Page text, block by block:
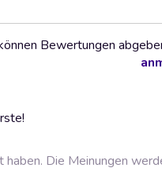
Bewertungen
Die Meinungen